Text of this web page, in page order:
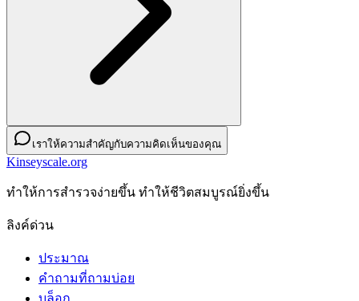
เราให้ความสำคัญกับความคิดเห็นของคุณ
Kinseyscale.org
ทําให้การสํารวจง่ายขึ้น ทําให้ชีวิตสมบูรณ์ยิ่งขึ้น
ลิงค์ด่วน
ประมาณ
คำถามที่ถามบ่อย
บล็อก